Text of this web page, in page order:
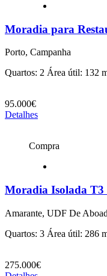
Moradia para
Porto, Campanha
Quartos: 2 Área útil: 132
95.000€
Detalhes
Compra
Moradia Isolada T3
Amarante, UDF De
Quartos: 3 Área útil: 286
275.000€